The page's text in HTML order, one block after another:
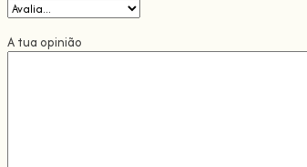
A tua opinião